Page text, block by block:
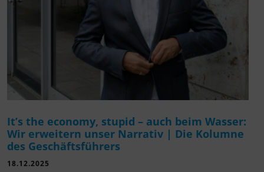
It’s the economy, stupid – auch beim Wasser:
Wir erweitern unser Narrativ | Die Kolumne
des Geschäftsführers
18.12.2025